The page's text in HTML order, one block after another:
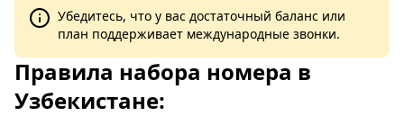
Убедитесь, что у вас достаточный баланс или
план поддерживает международные звонки.
Правила набора номера в
Узбекистане: